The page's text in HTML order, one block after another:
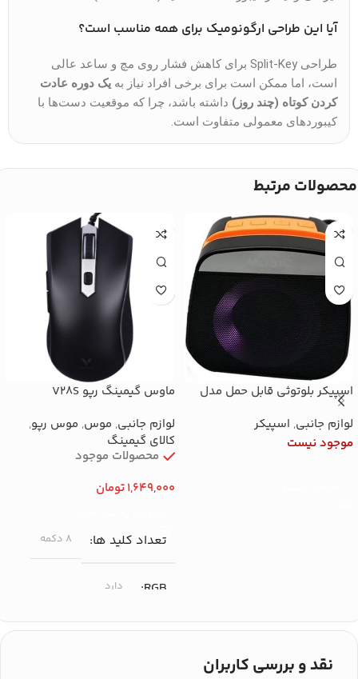
آیا این طراحی ارگونومیک برای همه مناسب است؟
طراحی Split-Key برای کاهش فشار روی مچ و ساعد عالی
است، اما ممکن است برای برخی افراد نیاز به یک دوره عادت
کردن کوتاه (چند روز) داشته باشد، چرا که موقعیت دست‌ها با
کیبوردهای معمولی متفاوت است.
محصولات مرتبط
اسپیکر بلوتوثی قابل حمل مدل
X922
لوازم جانبی, اسپیکر
موجود نیست
ماوس گیمینگ رپو V28S
لوازم جانبی, موس, موس رپو,
کالای گیمینگ
محصولات موجود
1,649,000تومان
تعداد کلید ها ۸ دکمه
RGB دارد
حداکثر دقت (DPI)
نقد و بررسی کاربران